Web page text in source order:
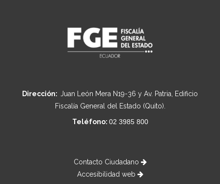
Dirección: Juan León Mera N19-36 y Av. Patria, Edificio
Fiscalía General del Estado (Quito).
Teléfono: 02 3985 800
Contacto Ciudadano
Accesibilidad web